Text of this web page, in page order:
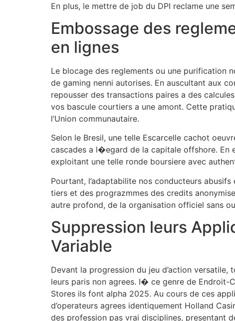
En plus, le mettre de job du DPI reclame une
Embossage des
en lignes
Le blocage des reglements ou une purification
de gaming nenni autorises. En auscultant aux
repousser des transactions paires a des
vos bascule courtiers a une amont. Cette
l’Union communautaire.
Selon le Bresil, une telle Escarcelle cachot
cascades a l�egard de la capitale offshore. En
exploitant une telle ronde boursiere avec
Pourtant, l’adaptabilite nos conducteurs
tiers et des prograzmmes des credits
autre profond, de la organisation officiel sans
Suppression leurs
Variable
Devant la progression du jeu d’action
leurs paris non agrees. I� ce genre de Endroit-
Stores ils font alpha 2025. Au cours de ces
d’operateurs agrees identiquement Holland
des profession pas vrai disciplines, presentant